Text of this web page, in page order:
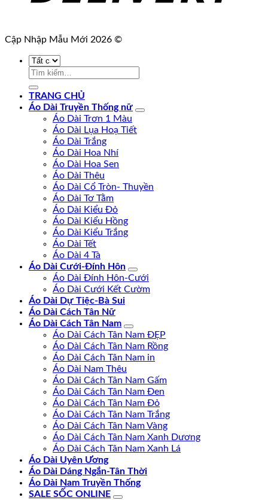
Cập Nhập Mẫu Mới 2026 ©
Tìm
TRANG CHỦ
Áo Dài Truyền Thống nữ
Áo Dài Trơn 1 Màu
Áo Dài Lụa Hoạ Tiết
Áo Dài Trắng
Áo Dài Hoa Nhí
Áo Dài Hoa Sen
Áo Dài Thêu
Áo Dài Cổ Tròn- Thuyền
Áo Dài Tơ Tằm
Áo Dài Kiểu Đỏ
Áo Dài Kiểu Hồng
Áo Dài Kiểu Trắng
Áo Dài Tết
Áo Dài 4 Tà
Áo Dài Cưới-Đính Hôn
Áo Dài Đính Hôn-Cưới
Áo Dài Cưới Kết Cườm
Áo Dài Dự Tiệc-Bà Sui
Áo Dài Cách Tân Nữ
Áo Dài Cách Tân Nam
Áo Dài Cách Tân Nam ĐẸP
Áo Dài Cách Tân Nam Rồng
Áo Dài Cách Tân Nam in
Áo Dài Nam Thêu
Áo Dài Cách Tân Nam Gấm
Áo Dài Cách Tân Nam Đen
Áo Dài Cách Tân Nam Đỏ
Áo Dài Cách Tân Nam Trắng
Áo Dài Cách Tân Nam Vàng
Áo Dài Cách Tân Nam Xanh Dương
Áo Dài Cách Tân Nam Xanh Lá
Áo Dài Uyên Ương
Áo Dài Dáng Ngắn-Tân Thời
Áo Dài Nam Truyền Thống
SALE SỐC ONLINE